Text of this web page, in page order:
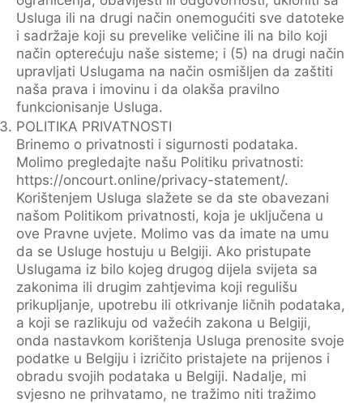
Usluga ili na drugi način onemogućiti sve datoteke
i sadržaje koji su prevelike veličine ili na bilo koji
način opterećuju naše sisteme; i (5) na drugi način
upravljati Uslugama na način osmišljen da zaštiti
naša prava i imovinu i da olakša pravilno
funkcionisanje Usluga.
POLITIKA PRIVATNOSTI
Brinemo o privatnosti i sigurnosti podataka.
Molimo pregledajte našu Politiku privatnosti:
https://oncourt.online/privacy-statement/.
Korištenjem Usluga slažete se da ste obavezani
našom Politikom privatnosti, koja je uključena u
ove Pravne uvjete. Molimo vas da imate na umu
da se Usluge hostuju u Belgiji. Ako pristupate
Uslugama iz bilo kojeg drugog dijela svijeta sa
zakonima ili drugim zahtjevima koji regulišu
prikupljanje, upotrebu ili otkrivanje ličnih podataka,
a koji se razlikuju od važećih zakona u Belgiji,
onda nastavkom korištenja Usluga prenosite svoje
podatke u Belgiju i izričito pristajete na prijenos i
obradu svojih podataka u Belgiji. Nadalje, mi
svjesno ne prihvatamo, ne tražimo niti tražimo